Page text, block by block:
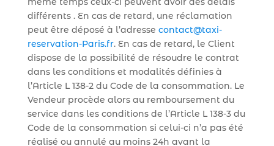
différents . En cas de retard, une réclamation
peut être déposé à l’adresse contact@taxi-
reservation-Paris.fr. En cas de retard, le Client
dispose de la possibilité de résoudre le contrat
dans les conditions et modalités définies à
l’Article L 138-2 du Code de la consommation. Le
Vendeur procède alors au remboursement du
service dans les conditions de l’Article L 138-3 du
Code de la consommation si celui-ci n’a pas été
réalisé ou annulé au moins 24h avant la